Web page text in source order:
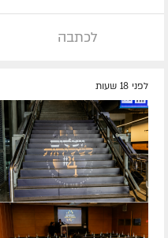
לכתבה
לפני 18 שעות